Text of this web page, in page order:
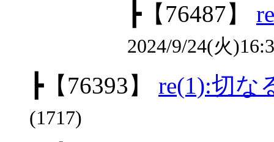
┣【76487】
2024/9/24(火
┣【76393】 re(1):切な
(1717)